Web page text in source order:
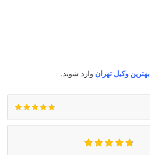
بهترین وکیل تهران وارد شوید.